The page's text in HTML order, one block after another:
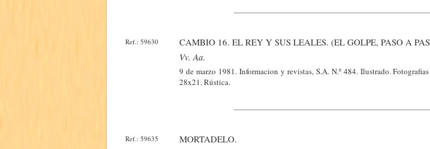
Ref.: 59630
CAMBIO 16. EL REY Y SUS LEALES. (EL GOLPE, PASO A
Vv. Aa.
9 de marzo 1981. Informacion y revistas, S.A. N.º 484. Ilustrado.
28x21. Rústica.
Ref.: 59635
MORTADELO.